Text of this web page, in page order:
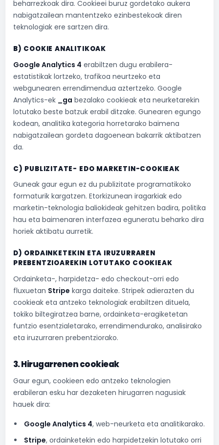
beharrezkoak dira. Cookieei buruz gordetako aukera
nabigatzailean mantentzeko ezinbestekoak diren
teknologiak ere sartzen dira.
B) COOKIE ANALITIKOAK
Google Analytics 4 erabiltzen dugu erabilera-
estatistikak lortzeko, trafikoa neurtzeko eta
webgunearen errendimendua aztertzeko. Google
Analytics-ek
_ga bezalako cookieak eta neurketarekin
lotutako beste batzuk erabil ditzake. Gunearen egungo
kodean, analitika kategoria horretarako baimena
nabigatzailean gordeta dagoenean bakarrik aktibatzen
da.
C) PUBLIZITATE- EDO MARKETIN-COOKIEAK
Guneak gaur egun ez du publizitate programatikoko
formaturik kargatzen. Etorkizunean iragarkiak edo
marketin-teknologia baliokideak gehitzen badira, politika
hau eta baimenaren interfazea eguneratu beharko dira
horiek aktibatu aurretik.
D) ORDAINKETEKIN ETA IRUZURRAREN
PREBENTZIOAREKIN LOTUTAKO COOKIEAK
Ordainketa-, harpidetza- edo checkout-orri edo
fluxuetan Stripe karga daiteke. Stripek adierazten du
cookieak eta antzeko teknologiak erabiltzen dituela,
tokiko biltegiratzea barne, ordainketa-eragiketetan
funtzio esentzialetarako, errendimendurako, analisirako
eta iruzurraren prebentziorako.
3. Hirugarrenen cookieak
Gaur egun, cookieen edo antzeko teknologien
erabileran esku har dezaketen hirugarren nagusiak
hauek dira:
Google Analytics 4, web-neurketa eta analitikarako.
Stripe, ordainketekin edo harpidetzekin lotutako orri